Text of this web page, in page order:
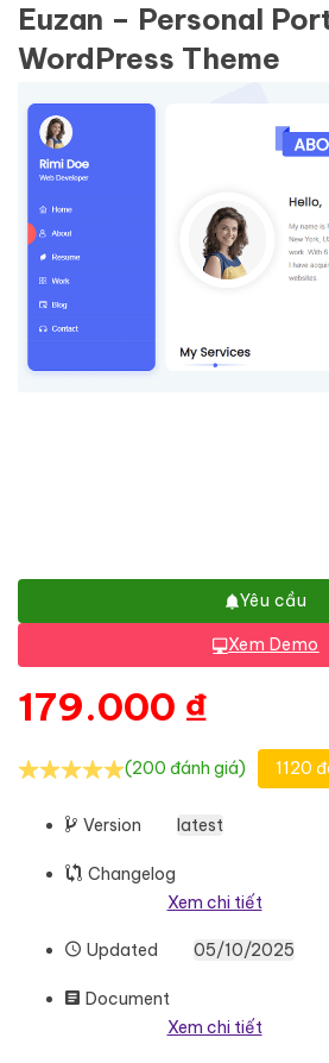
Euzan – Personal
WordPress Theme
Yêu cầu
Xem Demo
179.000 ₫
(200 đánh giá) 1120
Version latest
Changelog
Xem chi tiết
Updated 05/10/2025
Document
Xem chi tiết